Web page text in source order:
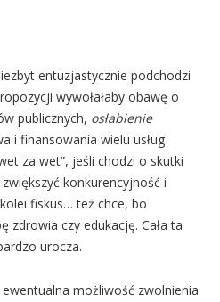
entuzjastycznie podchodzi
wywołałaby obawę o
publicznych, osłabienie
i finansowania wielu usług
za wet”, jeśli chodzi o skutki
konkurencyjność i
fiskus… też chce, bo
zdrowia czy edukację. Cała ta
urocza.
możliwość zwolnienia